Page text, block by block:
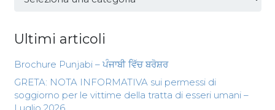
Ultimi articoli
Brochure Punjabi – ਪੰਜਾਬੀ ਵਿੱਚ ਬਰੋਸ਼ਰ
GRETA: NOTA INFORMATIVA sui permessi di
soggiorno per le vittime della tratta di esseri umani –